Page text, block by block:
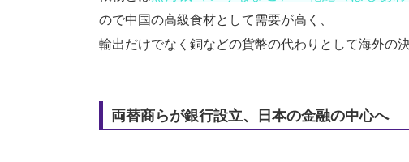
ので中国の高級食材として需要が高く、
輸出だけでなく銅などの貨幣の代わりとして海外の
両替商らが銀行設立、日本の金融の中心へ